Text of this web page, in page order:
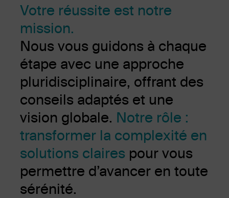
Votre réussite est notre
mission.
Nous vous guidons à chaque
étape avec une approche
pluridisciplinaire, offrant des
conseils adaptés et une
vision globale. Notre rôle :
transformer la complexité en
solutions claires pour vous
permettre d’avancer en toute
sérénité.